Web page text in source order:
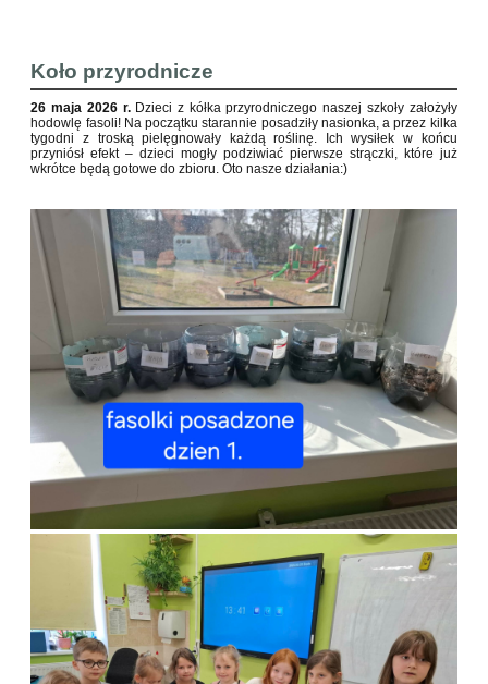
Koło przyrodnicze
26 maja 2026 r. Dzieci z kółka przyrodniczego naszej szkoły założyły
hodowlę fasoli! Na początku starannie posadziły nasionka, a przez kilka
tygodni z troską pielęgnowały każdą roślinę. Ich wysiłek w końcu
przyniósł efekt – dzieci mogły podziwiać pierwsze strączki, które już
wkrótce będą gotowe do zbioru. Oto nasze działania:)